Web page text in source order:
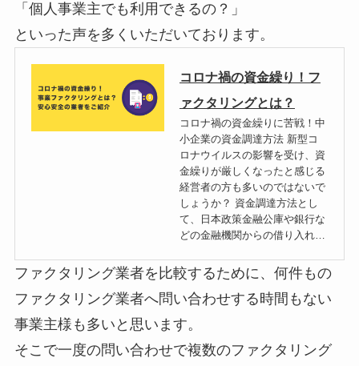
「個人事業主でも利用できるの？」
といった声を多くいただいております。
コロナ禍の資金繰り！フ
ァクタリングとは？
コロナ禍の資金繰りに苦戦！中
小企業の資金調達方法 新型コ
ロナウイルスの影響を受け、資
金繰りが厳しくなったと感じる
経営者の方も多いのではないで
しょうか？ 資金調達方法とし
て、日本政策金融公庫や銀行な
どの金融機関からの借り入れ…
ファクタリング業者を比較するために、何件もの
ファクタリング業者へ問い合わせする時間もない
事業主様も多いと思います。
そこで一度の問い合わせで複数のファクタリング